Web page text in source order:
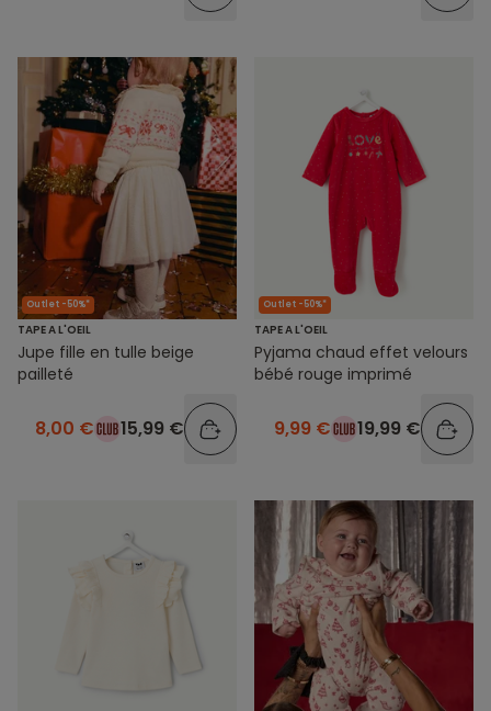
Outlet -50%*
TAPE A L'OEIL
Jupe fille en tulle beige
pailleté
8,00 € 15,99 €
Outlet -50%*
TAPE A L'OEIL
Pyjama chaud effet velours
bébé rouge imprimé
9,99 € 19,99 €